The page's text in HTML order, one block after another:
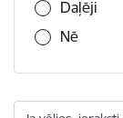
Daļēji
Nē